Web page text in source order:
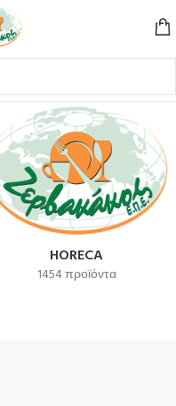
HORECA
1454 προϊόντα